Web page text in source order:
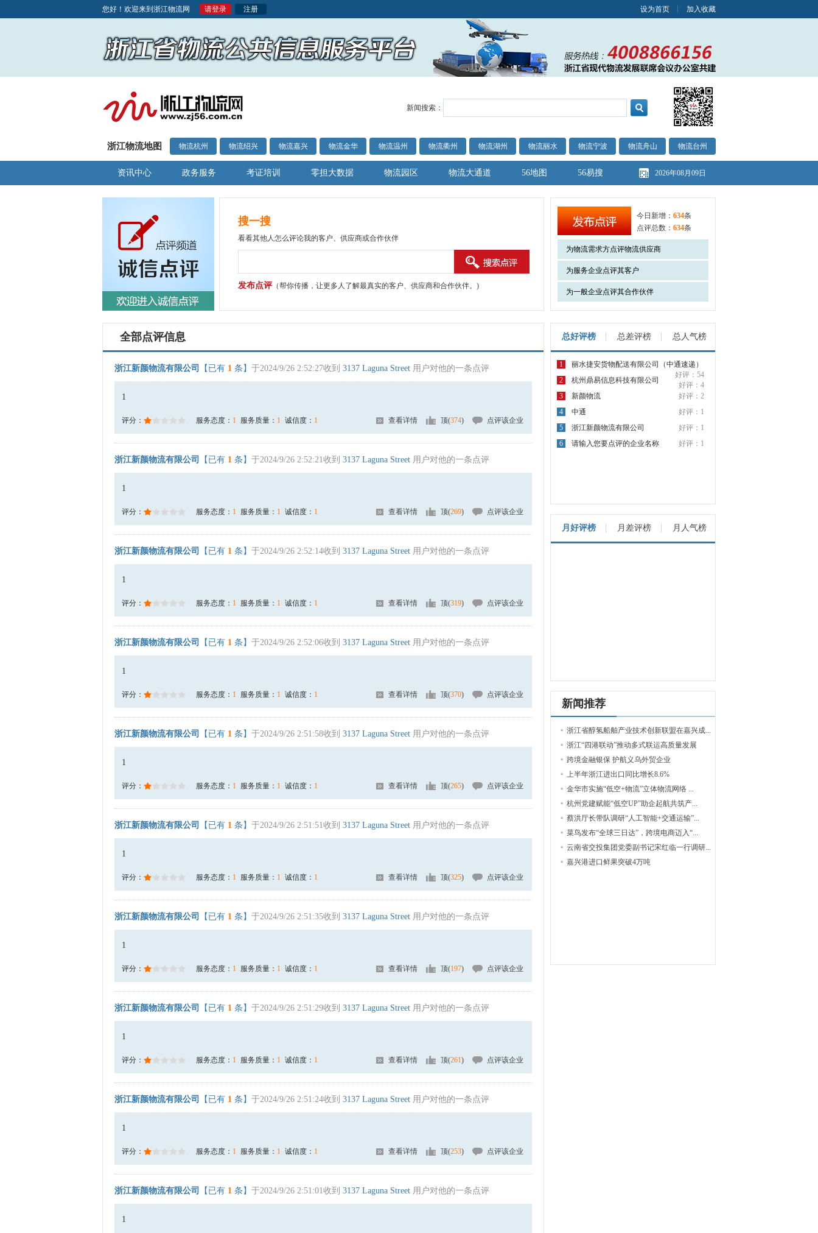
您好！欢迎来到浙江物流网 请登录 注册 设为首页 加入收藏
新闻搜索：
浙江物流地图 物流杭州 物流绍兴 物流嘉兴 物流金华 物流温州 物流衢州 物流湖州 物流丽水 物流宁波 物流舟山 物流台州
资讯中心 政务服务 考证培训 零担大数据 物流园区 物流大通道 56地图 56易搜 2026年08月09日
搜一搜
看看其他人怎么评论我的客户、供应商或合作伙伴
发布点评（帮你传播，让更多人了解最真实的客户、供应商和合作伙伴。)
今日新增： 634条
点评总数： 634条
为物流需求方点评物流供应商
为服务企业点评其客户
为一般企业点评其合作伙伴
全部点评信息
浙江新颜物流有限公司 【已有 1 条】 于2024/9/26 2:52:27收到 3137 Laguna Street 用户对他的一条点评
1
评分： 服务态度： 1 服务质量： 1 诚信度： 1 查看详情 顶(374) 点评该企业
浙江新颜物流有限公司 【已有 1 条】 于2024/9/26 2:52:21收到 3137 Laguna Street 用户对他的一条点评
1
评分： 服务态度： 1 服务质量： 1 诚信度： 1 查看详情 顶(269) 点评该企业
浙江新颜物流有限公司 【已有 1 条】 于2024/9/26 2:52:14收到 3137 Laguna Street 用户对他的一条点评
1
评分： 服务态度： 1 服务质量： 1 诚信度： 1 查看详情 顶(319) 点评该企业
浙江新颜物流有限公司 【已有 1 条】 于2024/9/26 2:52:06收到 3137 Laguna Street 用户对他的一条点评
1
评分： 服务态度： 1 服务质量： 1 诚信度： 1 查看详情 顶(370) 点评该企业
浙江新颜物流有限公司 【已有 1 条】 于2024/9/26 2:51:58收到 3137 Laguna Street 用户对他的一条点评
1
评分： 服务态度： 1 服务质量： 1 诚信度： 1 查看详情 顶(265) 点评该企业
浙江新颜物流有限公司 【已有 1 条】 于2024/9/26 2:51:51收到 3137 Laguna Street 用户对他的一条点评
1
评分： 服务态度： 1 服务质量： 1 诚信度： 1 查看详情 顶(325) 点评该企业
浙江新颜物流有限公司 【已有 1 条】 于2024/9/26 2:51:35收到 3137 Laguna Street 用户对他的一条点评
1
评分： 服务态度： 1 服务质量： 1 诚信度： 1 查看详情 顶(197) 点评该企业
浙江新颜物流有限公司 【已有 1 条】 于2024/9/26 2:51:29收到 3137 Laguna Street 用户对他的一条点评
1
评分： 服务态度： 1 服务质量： 1 诚信度： 1 查看详情 顶(261) 点评该企业
浙江新颜物流有限公司 【已有 1 条】 于2024/9/26 2:51:24收到 3137 Laguna Street 用户对他的一条点评
1
评分： 服务态度： 1 服务质量： 1 诚信度： 1 查看详情 顶(253) 点评该企业
浙江新颜物流有限公司 【已有 1 条】 于2024/9/26 2:51:01收到 3137 Laguna Street 用户对他的一条点评
1
总好评榜 总差评榜 总人气榜
1
丽水捷安货物配送有限公司（中通速递）
好评：54
2 杭州鼎易信息科技有限公司
好评：4
3
新颜物流
好评：2
4
中通
好评：1
5
浙江新颜物流有限公司
好评：1
6
请输入您要点评的企业名称 好评：1
月好评榜 月差评榜 月人气榜
新闻推荐
浙江省醇氢船舶产业技术创新联盟在嘉兴成...
浙江“四港联动”推动多式联运高质量发展
跨境金融银保 护航义乌外贸企业
上半年浙江进出口同比增长8.6%
金华市实施“低空+物流”立体物流网络 ...
杭州党建赋能“低空UP”助企起航共筑产...
蔡洪厅长带队调研“人工智能+交通运输”...
菜鸟发布“全球三日达”，跨境电商迈入“...
云南省交投集团党委副书记宋红临一行调研...
嘉兴港进口鲜果突破4万吨